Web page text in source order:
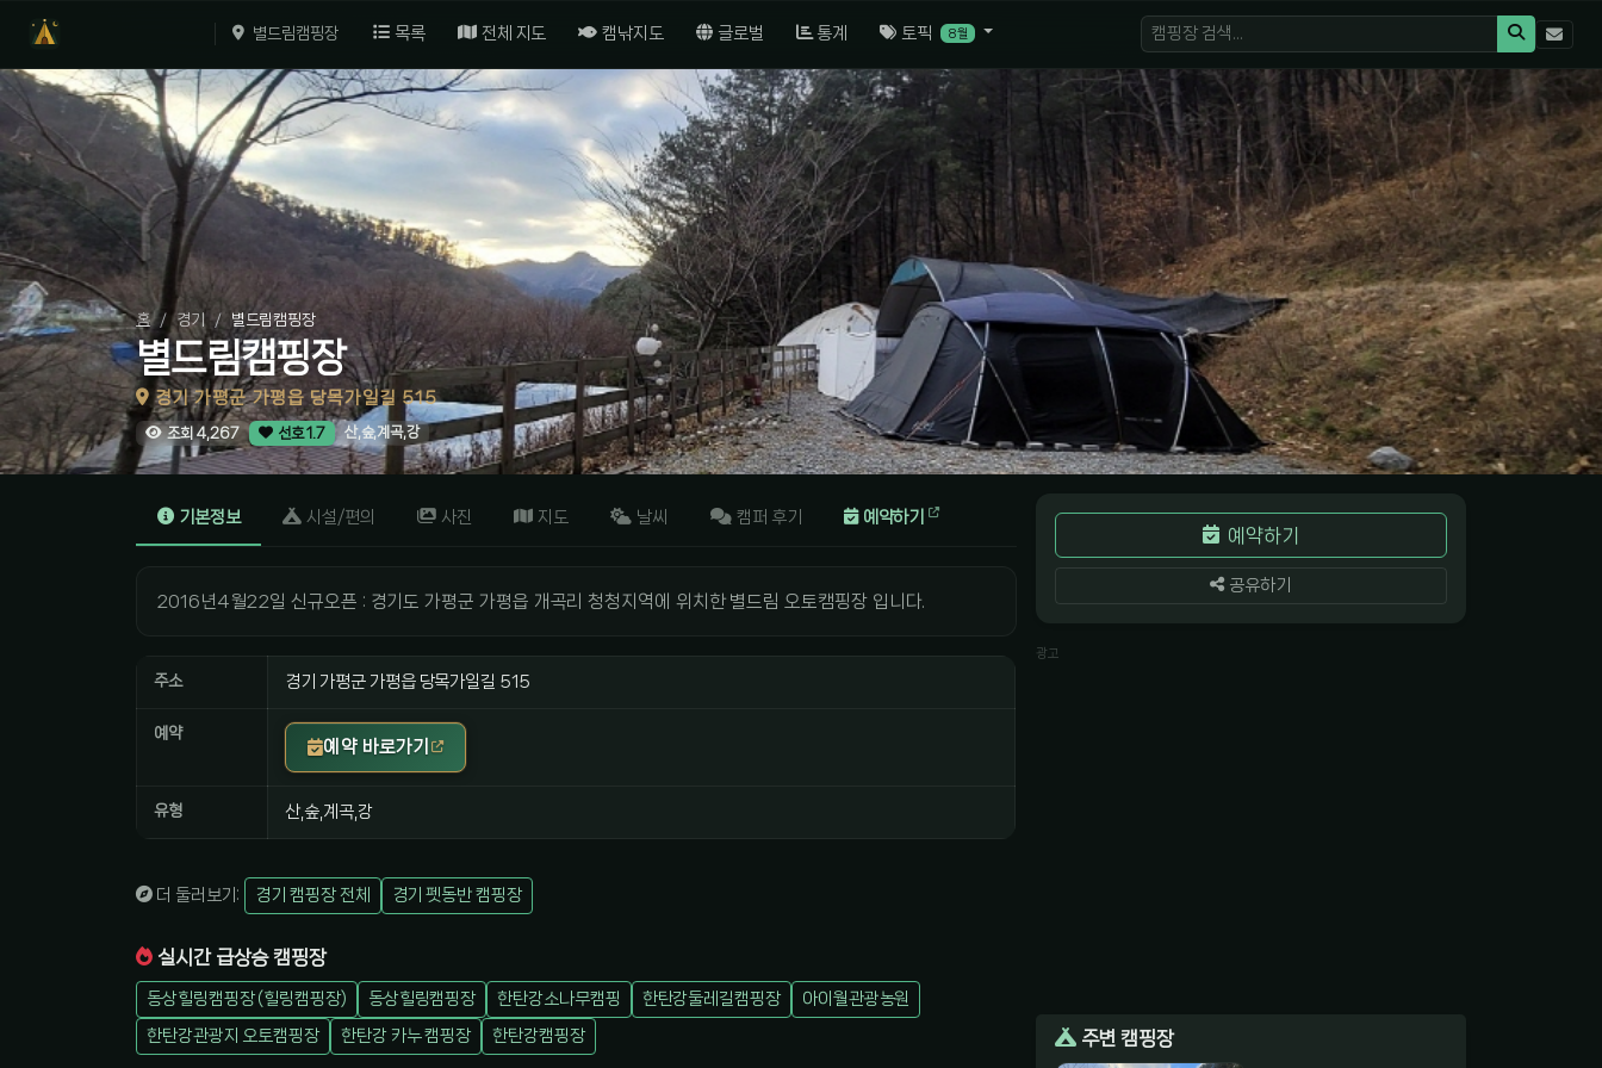
별드림캠핑장 목록 전체 지도 캠낚지도 글로벌 통계 토픽 8월
홈 경기 별드림캠핑장
별드림캠핑장
경기 가평군 가평읍 당목가일길 515
조회 4,267 선호 1.7 산,숲,계곡,강
기본정보 시설/편의 사진 지도 날씨 캠퍼 후기 예약하기
2016년4월22일 신규오픈 : 경기도 가평군 가평읍 개곡리 청청지역에 위치한 별드림 오토캠핑장 입니다.
주소 경기 가평군 가평읍 당목가일길 515
예약
예약 바로가기
유형 산,숲,계곡,강
더 둘러보기: 경기 캠핑장 전체 경기 펫동반 캠핑장
실시간 급상승 캠핑장
동상힐링캠핑장 (힐링캠핑장) 동상힐링캠핑장 한탄강소나무캠핑 한탄강둘레길캠핑장
아이월관광농원
한탄강관광지 오토캠핑장
한탄강 카누 캠핑장 한탄강캠핑장
예약하기
공유하기
광고
주변 캠핑장